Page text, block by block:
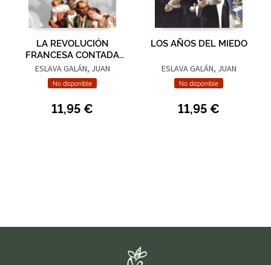
LA REVOLUCIÓN
FRANCESA CONTADA
PARA ESCÉPTICOS
ESLAVA GALÁN, JUAN
No disponible
11,95 €
LOS AÑOS DEL MIEDO
ESLAVA GALÁN, JUAN
No disponible
11,95 €